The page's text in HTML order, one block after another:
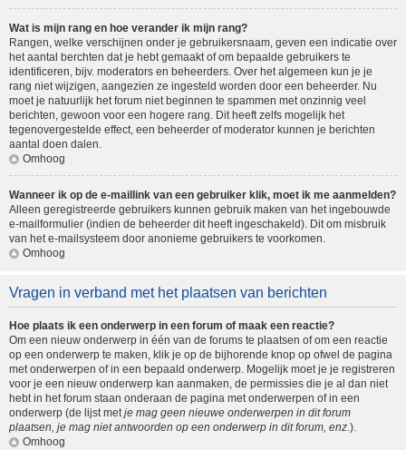
Wat is mijn rang en hoe verander ik mijn rang?
Rangen, welke verschijnen onder je gebruikersnaam, geven een indicatie over
het aantal berchten dat je hebt gemaakt of om bepaalde gebruikers te
identificeren, bijv. moderators en beheerders. Over het algemeen kun je je
rang niet wijzigen, aangezien ze ingesteld worden door een beheerder. Nu
moet je natuurlijk het forum niet beginnen te spammen met onzinnig veel
berichten, gewoon voor een hogere rang. Dit heeft zelfs mogelijk het
tegenovergestelde effect, een beheerder of moderator kunnen je berichten
aantal doen dalen.
Omhoog
Wanneer ik op de e-maillink van een gebruiker klik, moet ik me aanmelden?
Alleen geregistreerde gebruikers kunnen gebruik maken van het ingebouwde
e-mailformulier (indien de beheerder dit heeft ingeschakeld). Dit om misbruik
van het e-mailsysteem door anonieme gebruikers te voorkomen.
Omhoog
Vragen in verband met het plaatsen van berichten
Hoe plaats ik een onderwerp in een forum of maak een reactie?
Om een nieuw onderwerp in één van de forums te plaatsen of om een reactie
op een onderwerp te maken, klik je op de bijhorende knop op ofwel de pagina
met onderwerpen of in een bepaald onderwerp. Mogelijk moet je je registreren
voor je een nieuw onderwerp kan aanmaken, de permissies die je al dan niet
hebt in het forum staan onderaan de pagina met onderwerpen of in een
onderwerp (de lijst metje mag geen nieuwe onderwerpen in dit forum
plaatsen, je mag niet antwoorden op een onderwerp in dit forum, enz.).
Omhoog